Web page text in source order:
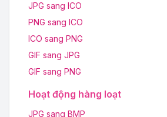
JPG sang ICO
PNG sang ICO
ICO sang PNG
GIF sang JPG
GIF sang PNG
Hoạt động hàng loạt
JPG sang BMP